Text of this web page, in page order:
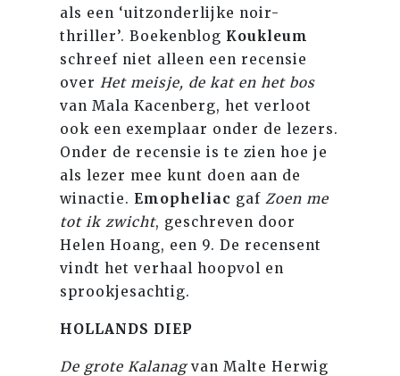
als een ‘uitzonderlijke noir-
thriller’. Boekenblog Koukleum
schreef niet alleen een recensie
over Het meisje, de kat en het bos
van Mala Kacenberg, het verloot
ook een exemplaar onder de lezers.
Onder de recensie is te zien hoe je
als lezer mee kunt doen aan de
winactie. Emopheliac gaf Zoen me
tot ik zwicht, geschreven door
Helen Hoang, een 9. De recensent
vindt het verhaal hoopvol en
sprookjesachtig.
HOLLANDS DIEP
De grote Kalanagvan Malte Herwig